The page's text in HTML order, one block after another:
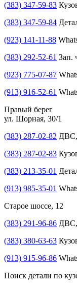
(383) 347-59-83
(383) 347-59-84
(923) 141-11-88
(383) 292-52-61 Зап.
(923) 775-07-87
(913) 916-52-61
Правый берег
ул. Шорная, 30/1
(383) 287-02-82
(383) 287-02-83
(383) 213-35-01
(913) 985-35-01
Старое шоссе, 12
(383) 291-96-86
(383) 380-63-63
(913) 915-96-86
Поиск детали по